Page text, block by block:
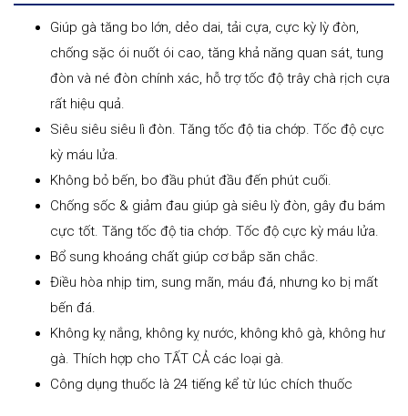
Giúp gà tăng bo lớn, dẻo dai, tải cựa, cực kỳ lỳ đòn,
chống sặc ói nuốt ói cao, tăng khả năng quan sát, tung
đòn và né đòn chính xác, hỗ trợ tốc độ trây chà rịch cựa
rất hiệu quả.
Siêu siêu siêu lì đòn. Tăng tốc độ tia chớp. Tốc độ cực
kỳ máu lửa.
Không bỏ bến, bo đầu phút đầu đến phút cuối.
Chống sốc & giảm đau giúp gà siêu lỳ đòn, gây đu bám
cực tốt. Tăng tốc độ tia chớp. Tốc độ cực kỳ máu lửa.
Bổ sung khoáng chất giúp cơ bắp săn chắc.
Điều hòa nhịp tim, sung mãn, máu đá, nhưng ko bị mất
bến đá.
Không kỵ nắng, không kỵ nước, không khô gà, không hư
gà. Thích hợp cho TẤT CẢ các loại gà.
Công dụng thuốc là 24 tiếng kể từ lúc chích thuốc